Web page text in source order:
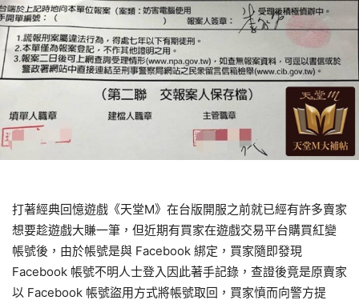
打著經典回憶遊戲《天堂M》在台版開服之前就已經有許多賣家
想要趁遊戲大賺一筆，但近期有買家在遊戲交易平台購買紅變
帳號後，由於帳號是與 Facebook 綁定，買家隨即發現
Facebook 帳號不明人士登入因此著手記錄，查證後竟是原賣家
以 Facebook 帳號盜用方式將帳號取回，買家憤而向警方提